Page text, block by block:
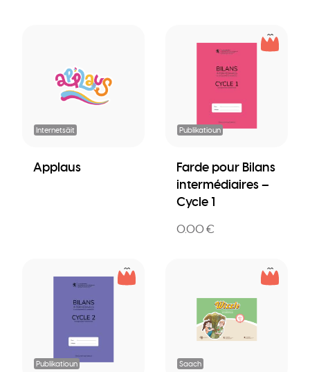
Internetsäit
Applaus
Publikatioun
Farde pour Bilans
intermédiaires –
Cycle 1
0.00 €
Publikatioun Saach